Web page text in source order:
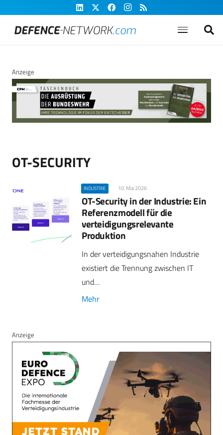
Anzeige
OT-SECURITY
INDUSTRIE 10. Mai 2026
OT-Security in der Industrie: Ein
Referenzmodell für die
verteidigungsrelevante
Produktion
In der verteidigungsnahen Industrie
existiert die Trennung zwischen IT
und…
Mehr
Anzeige